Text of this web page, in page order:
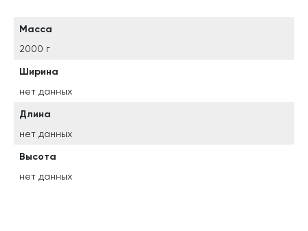
Масса
2000 г
Ширина
нет данных
Длина
нет данных
Высота
нет данных